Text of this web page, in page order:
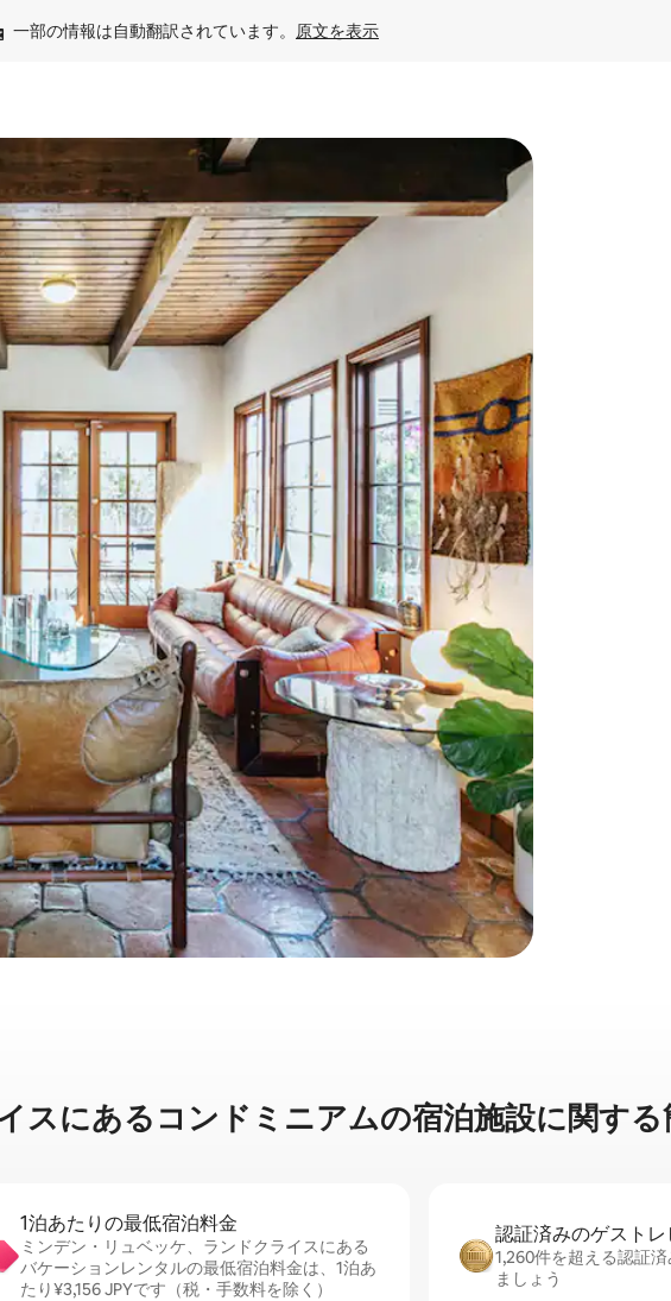
一部の情報は自動翻訳されています。 原文を表示
面をタッチまたはスワイプして検索結果を確認することができます。
スに⁠あ⁠るコ⁠ン⁠ド⁠ミ⁠ニ⁠ア⁠ム⁠の宿⁠泊⁠施⁠設⁠に関⁠す⁠
1泊あたりの最⁠低⁠宿⁠泊⁠料⁠金
ミンデン・リュベッケ、ランドクライスにある
バケーションレンタルの最低宿泊料金は、1泊あ
たり¥3,156 JPYです（税・手数料を除く）
認証済みのゲ⁠ス⁠ト⁠レ⁠
1,260件を超える認証
ましょう